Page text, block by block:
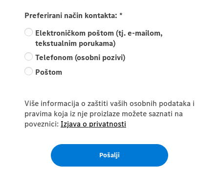
Preferirani način kontakta: *
Elektroničkom poštom (tj. e-mailom,
tekstualnim porukama)
Telefonom (osobni pozivi)
Poštom
Više informacija o zaštiti vaših osobnih podataka i
pravima koja iz nje proizlaze možete saznati na
poveznici: Izjava o privatnosti
Pošalji